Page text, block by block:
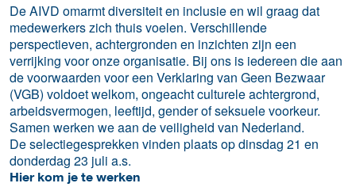
De AIVD omarmt diversiteit en inclusie en wil graag dat
medewerkers zich thuis voelen. Verschillende
perspectieven, achtergronden en inzichten zijn een
verrijking voor onze organisatie. Bij ons is iedereen die aan
de voorwaarden voor een Verklaring van Geen Bezwaar
(VGB) voldoet welkom, ongeacht culturele achtergrond,
arbeidsvermogen, leeftijd, gender of seksuele voorkeur.
Samen werken we aan de veiligheid van Nederland.
De selectiegesprekken vinden plaats op dinsdag 21 en
donderdag 23 juli a.s.
Hier kom je te werken